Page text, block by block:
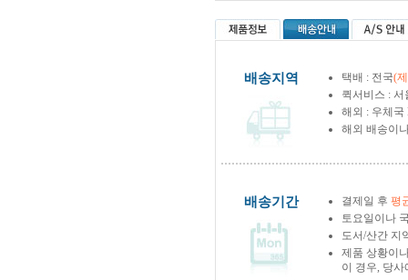
배송지역 택배 : 전국(
퀵서비스 :
해외 : 우체국
해외 배송이
배송기간 결제일 후 평
토요일이나
도서/산간 지
제품 상황이
이 경우, 당